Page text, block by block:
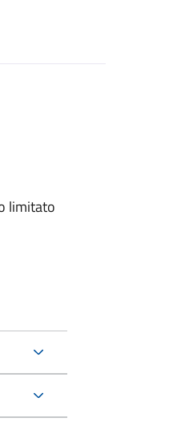
limitato